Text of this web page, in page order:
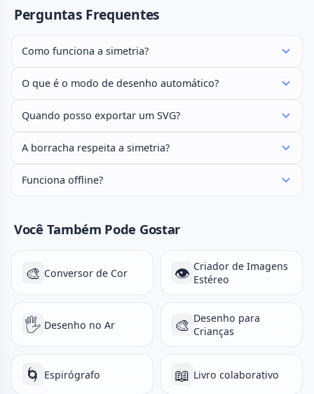
Perguntas Frequentes
Como funciona a simetria?
O que é o modo de desenho automático?
Quando posso exportar um SVG?
A borracha respeita a simetria?
Funciona offline?
Você Também Pode Gostar
🎨 Conversor de Cor 👁️ Criador de Imagens
Estéreo
🖐️ Desenho no Ar 🎨 Desenho para
Crianças
🌀 Espirógrafo 📖 Livro colaborativo